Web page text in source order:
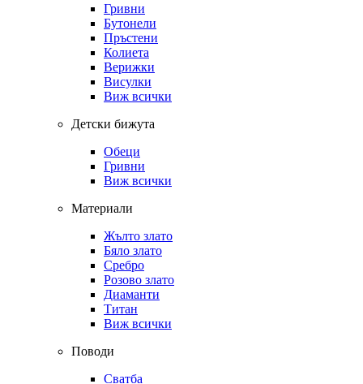
Гривни
Бутонели
Пръстени
Колиета
Верижки
Висулки
Виж всички
Детски бижута
Обеци
Гривни
Виж всички
Материали
Жълто злато
Бяло злато
Сребро
Розово злато
Диаманти
Титан
Виж всички
Поводи
Сватба